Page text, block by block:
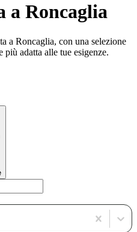
a Roncaglia
a Roncaglia, con una selezione
adatta alle tue esigenze.